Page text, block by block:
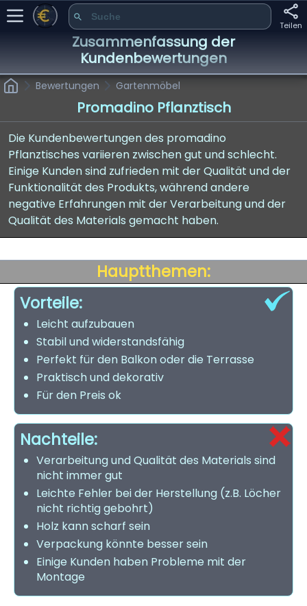
Teilen
Zusammenfassung der
Kundenbewertungen
Bewertungen Gartenmöbel
Promadino Pflanztisch
Die Kundenbewertungen des promadino
Pflanztisches variieren zwischen gut und schlecht.
Einige Kunden sind zufrieden mit der Qualität und der
Funktionalität des Produkts, während andere
negative Erfahrungen mit der Verarbeitung und der
Qualität des Materials gemacht haben.
Hauptthemen:
Vorteile:
Leicht aufzubauen
Stabil und widerstandsfähig
Perfekt für den Balkon oder die Terrasse
Praktisch und dekorativ
Für den Preis ok
Nachteile:
Verarbeitung und Qualität des Materials sind
nicht immer gut
Leichte Fehler bei der Herstellung (z.B. Löcher
nicht richtig gebohrt)
Holz kann scharf sein
Verpackung könnte besser sein
Einige Kunden haben Probleme mit der
Montage